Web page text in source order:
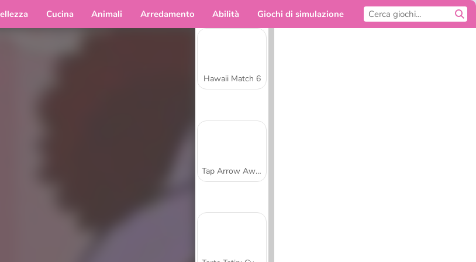
Cucina Animali Arredamento Abilità Giochi di simulazione
Hawaii Match 6
Tap Arrow Away